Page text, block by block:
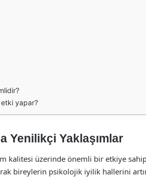
etki yapar?
Yenilikçi Yaklaşımlar
kalitesi üzerinde önemli bir etkiye
bireylerin psikolojik iyilik hallerini